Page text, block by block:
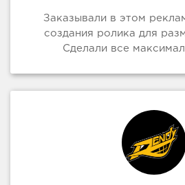
Заказывали в этом
создания ролика для
Сделали все